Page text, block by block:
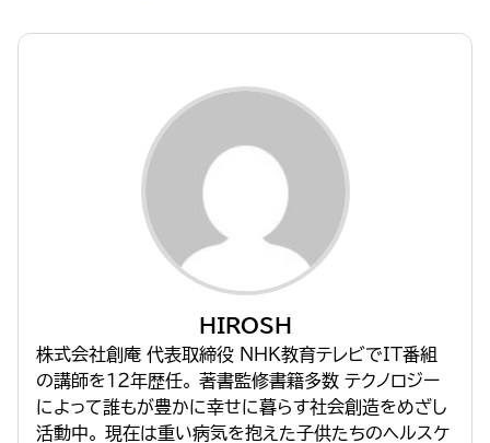
HIROSH
株式会社創庵 代表取締役 NHK教育テレビでIT番組
の講師を１２年歴任。 著書監修書籍多数 テクノロジー
によって誰もが豊かに幸せに暮らす社会創造をめざし
活動中。 現在は重い病気を抱えた子供たちのヘルスケ